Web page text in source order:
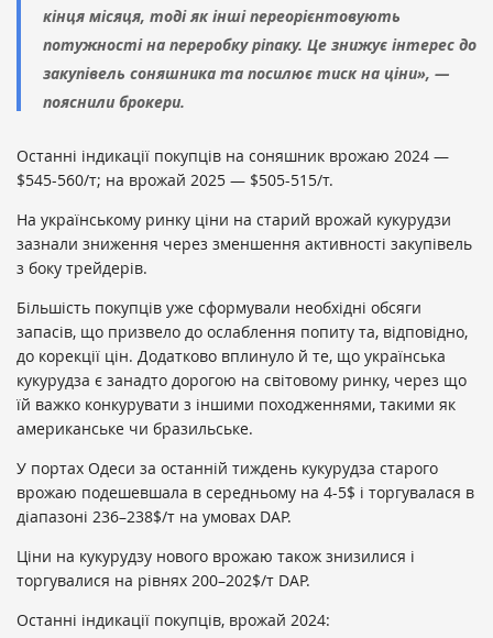
кінця місяця, тоді як інші переорієнтовують
потужності на переробку ріпаку. Це знижує інтерес до
закупівель соняшника та посилює тиск на ціни», —
пояснили брокери.
Останні індикації покупців на соняшник врожаю 2024 —
$545-560/т; на врожай 2025 — $505-515/т.
На українському ринку ціни на старий врожай кукурудзи
зазнали зниження через зменшення активності закупівель
з боку трейдерів.
Більшість покупців уже сформували необхідні обсяги
запасів, що призвело до ослаблення попиту та, відповідно,
до корекції цін. Додатково вплинуло й те, що українська
кукурудза є занадто дорогою на світовому ринку, через що
їй важко конкурувати з іншими походженнями, такими як
американське чи бразильське.
У портах Одеси за останній тиждень кукурудза старого
врожаю подешевшала в середньому на 4-5$ і торгувалася в
діапазоні 236–238$/т на умовах DAP.
Ціни на кукурудзу нового врожаю також знизилися і
торгувалися на рівнях 200–202$/т DAP.
Останні індикації покупців, врожай 2024: